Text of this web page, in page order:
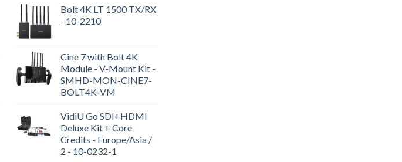
Bolt 4K LT 1500 TX/RX
- 10-2210
Cine 7 with Bolt 4K
Module - V-Mount Kit -
SMHD-MON-CINE7-
BOLT4K-VM
VidiU Go SDI+HDMI
Deluxe Kit + Core
Credits - Europe/Asia /
2 - 10-0232-1